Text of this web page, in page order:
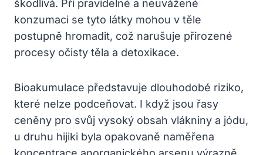
škodlivá. Při pravidelné a neuvážené
konzumaci se tyto látky mohou v těle
postupně hromadit, což narušuje přirozené
procesy očisty těla a detoxikace.
Bioakumulace představuje dlouhodobé riziko,
které nelze podceňovat. I když jsou řasy
ceněny pro svůj vysoký obsah vlákniny a jódu,
u druhu hijiki byla opakovaně naměřena